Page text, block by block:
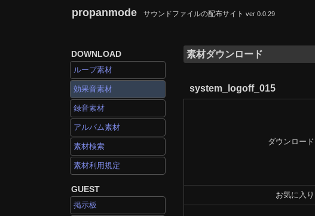
propanmode サウンドファイルの配布サイト ver 0.0.29
DOWNLOAD
ループ素材
効果音素材
録音素材
アルバム素材
素材検索
素材利用規定
GUEST
掲示板
素材ダウンロード
system_logoff_015
ダウンロード
お気に入り